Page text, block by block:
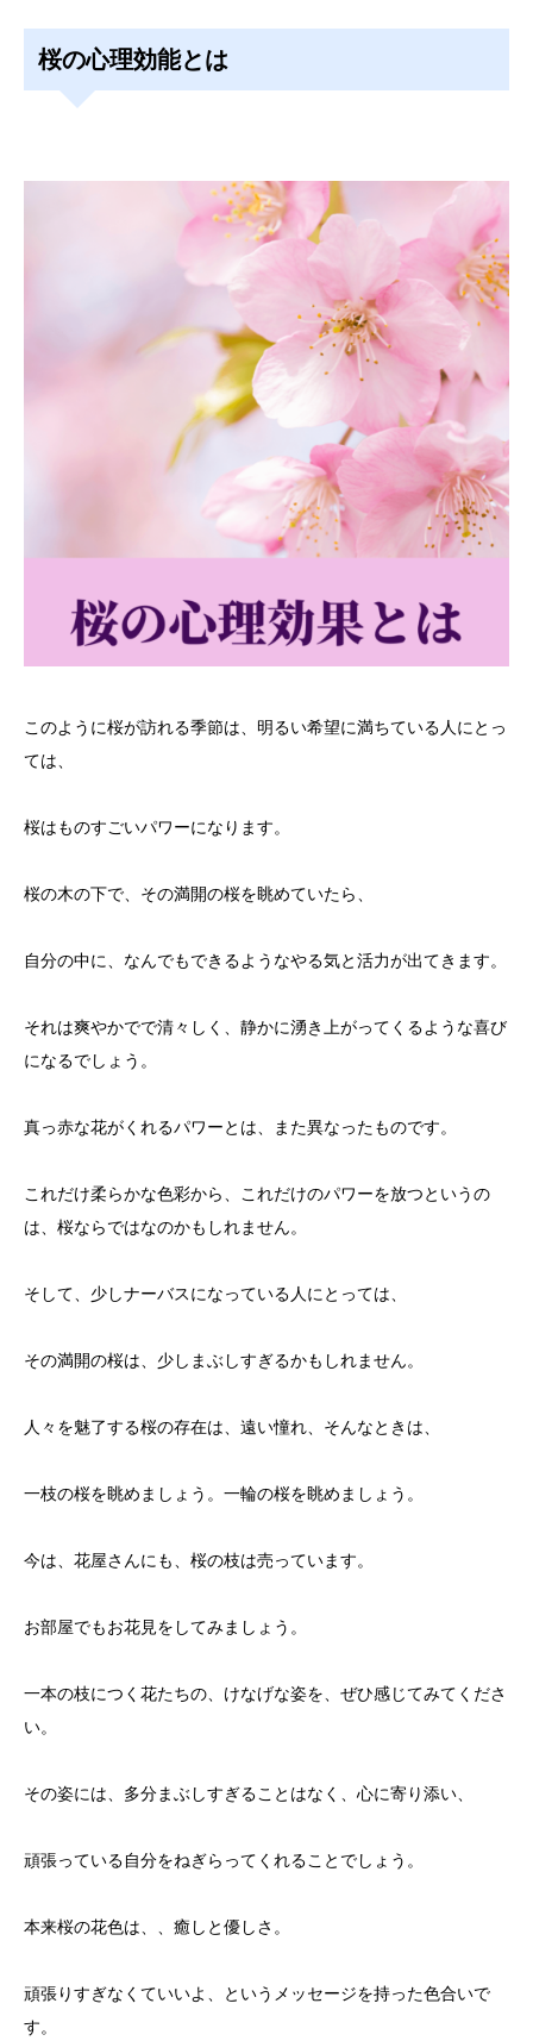
桜の心理効能とは
このように桜が訪れる季節は、明るい希望に満ちている人にとっ
ては、
桜はものすごいパワーになります。
桜の木の下で、その満開の桜を眺めていたら、
自分の中に、なんでもできるようなやる気と活力が出てきます。
それは爽やかでで清々しく、静かに湧き上がってくるような喜び
になるでしょう。
真っ赤な花がくれるパワーとは、また異なったものです。
これだけ柔らかな色彩から、これだけのパワーを放つというの
は、桜ならではなのかもしれません。
そして、少しナーバスになっている人にとっては、
その満開の桜は、少しまぶしすぎるかもしれません。
人々を魅了する桜の存在は、遠い憧れ、そんなときは、
一枝の桜を眺めましょう。一輪の桜を眺めましょう。
今は、花屋さんにも、桜の枝は売っています。
お部屋でもお花見をしてみましょう。
一本の枝につく花たちの、けなげな姿を、ぜひ感じてみてくださ
い。
その姿には、多分まぶしすぎることはなく、心に寄り添い、
頑張っている自分をねぎらってくれることでしょう。
本来桜の花色は、、癒しと優しさ。
頑張りすぎなくていいよ、というメッセージを持った色合いで
す。